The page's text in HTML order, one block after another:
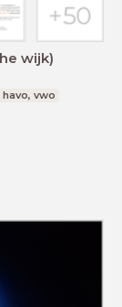
wijk)
vwo